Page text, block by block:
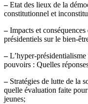
–Etat des lieux de la
constitutionnel et
–Impacts et
présidentiels sur le bien-
–L’hyper-présidentialisme
pouvoirs : Quelles
–Stratégies de lutte de la
quelle évaluation faite
jeunes;